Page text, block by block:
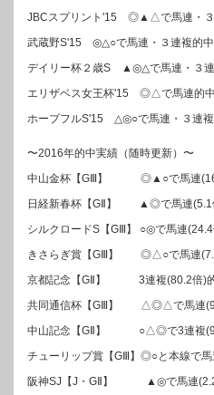
JBCスプリント'15 ◎▲△で馬連・３
武蔵野S'15 ◎△○で馬連・３連複的中
デイリー杯２歳S ▲◎△で馬連・３連
エリザベス女王杯'15 ◎△で馬連的中
ホープフルS'15 △◎○で馬連・３連複
〜2016年的中実績（随時更新）〜
中山金杯【GⅢ】 ◎▲○で馬連
日経新春杯【GⅡ】 ▲◎で馬連(5.1
シルクロードS【GⅢ】 ○◎で馬連
きさらぎ賞【GⅢ】 ◎△○で馬連(7.0
京都記念【GⅡ】 3連複(80.2倍)
共同通信杯【GⅢ】 △◎△で馬連
中山記念【GⅡ】 ○△◎で3連複
チューリップ賞【GⅢ】◎○と本線で馬
阪神SJ【J・GⅡ】 ▲◎で馬連(2.2